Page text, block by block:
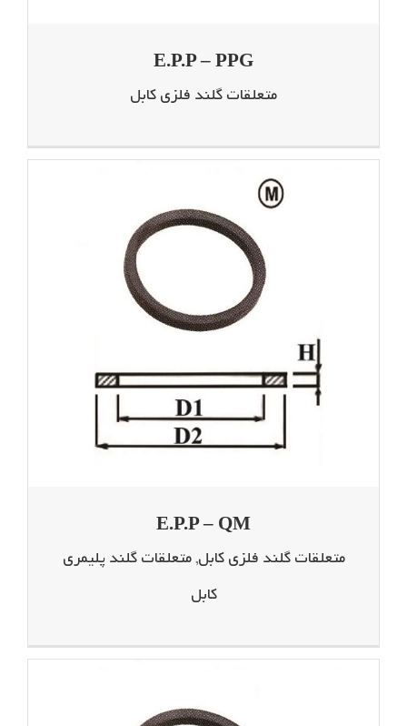
E.P.P – PPG
متعلقات گلند فلزی کابل
E.P.P – QM
متعلقات گلند فلزی کابل,متعلقات گلند پلیمری
کابل